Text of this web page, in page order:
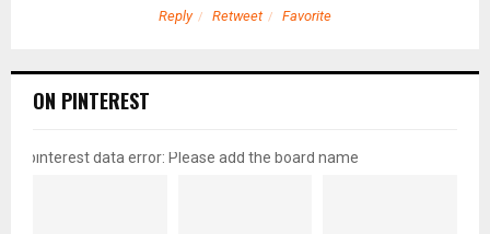
Reply Retweet Favorite
ON PINTEREST
pinterest data error: Please add the board name